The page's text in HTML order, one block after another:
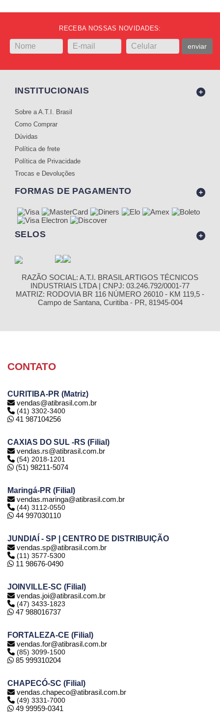
RECEBA NOSSAS NOVIDADES:
enviar
INSTITUCIONAIS
Sobre a A.T.I. Brasil
Como Comprar
Dúvidas
Política de frete
Política de Privacidade
Trocas e Devoluções
FORMAS DE PAGAMENTO
SELOS
RAZÃO SOCIAL: A.T.I. BRASIL ARTIGOS TÉCNICOS
INDUSTRIAIS LTDA | CNPJ: 03.246.792/0001-77
MATRIZ: RODOVIA BR 116 NÚMERO 26010 - KM 119,5 -
Campo de Santana, Curitiba - PR, 81945-004
CONTATO
CURITIBA-PR (Matriz)
vendas@atibrasil.com.br
(41) 3302-3400
41 987104256
CAXIAS DO SUL -RS (Filial)
vendas.rs@atibrasil.com.br
(54) 2018-1201
(51) 98211-5074
Maringá-PR (Filial)
vendas.maringa@atibrasil.com.br
(44) 3112-0550
44 997030110
JUNDIAÍ - SP | CENTRO DE DISTRIBUIÇÃO
vendas.sp@atibrasil.com.br
(11) 3577-5300
11 98676-0490
JOINVILLE-SC (Filial)
vendas.joi@atibrasil.com.br
(47) 3433-1823
47 988016737
FORTALEZA-CE (Filial)
vendas.for@atibrasil.com.br
(85) 3099-1500
85 999310204
CHAPECÓ-SC (Filial)
vendas.chapeco@atibrasil.com.br
(49) 3331-7000
49 99959-0341